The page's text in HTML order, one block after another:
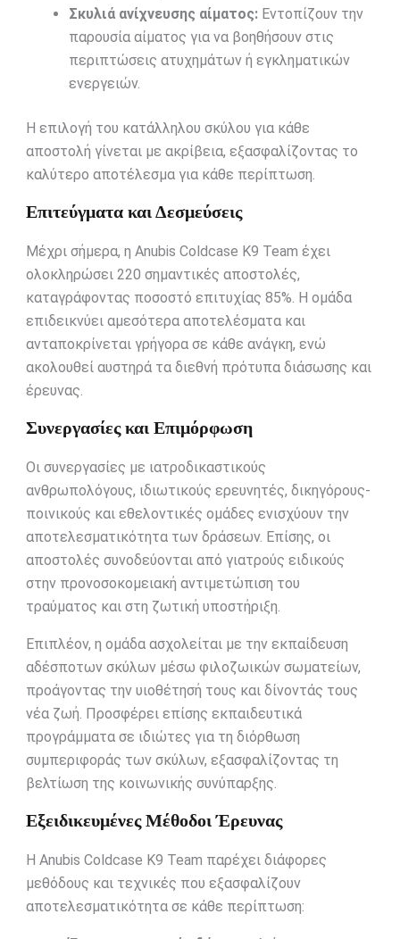
Σκυλιά ανίχνευσης αίματος:Εντοπίζουν την
παρουσία αίματος για να βοηθήσουν στις
περιπτώσεις ατυχημάτων ή εγκληματικών
ενεργειών.
Η επιλογή του κατάλληλου σκύλου για κάθε
αποστολή γίνεται με ακρίβεια, εξασφαλίζοντας το
καλύτερο αποτέλεσμα για κάθε περίπτωση.
Επιτεύγματα και Δεσμεύσεις
Μέχρι σήμερα, η Anubis Coldcase K9 Team έχει
ολοκληρώσει 220 σημαντικές αποστολές,
καταγράφοντας ποσοστό επιτυχίας 85%. Η ομάδα
επιδεικνύει αμεσότερα αποτελέσματα και
ανταποκρίνεται γρήγορα σε κάθε ανάγκη, ενώ
ακολουθεί αυστηρά τα διεθνή πρότυπα διάσωσης και
έρευνας.
Συνεργασίες και Επιμόρφωση
Οι συνεργασίες με ιατροδικαστικούς
ανθρωπολόγους, ιδιωτικούς ερευνητές, δικηγόρους-
ποινικούς και εθελοντικές ομάδες ενισχύουν την
αποτελεσματικότητα των δράσεων. Επίσης, οι
αποστολές συνοδεύονται από γιατρούς ειδικούς
στην προνοσοκομειακή αντιμετώπιση του
τραύματος και στη ζωτική υποστήριξη.
Επιπλέον, η ομάδα ασχολείται με την εκπαίδευση
αδέσποτων σκύλων μέσω φιλοζωικών σωματείων,
προάγοντας την υιοθέτησή τους και δίνοντάς τους
νέα ζωή. Προσφέρει επίσης εκπαιδευτικά
προγράμματα σε ιδιώτες για τη διόρθωση
συμπεριφοράς των σκύλων, εξασφαλίζοντας τη
βελτίωση της κοινωνικής συνύπαρξης.
Εξειδικευμένες Μέθοδοι Έρευνας
Η Anubis Coldcase K9 Team παρέχει διάφορες
μεθόδους και τεχνικές που εξασφαλίζουν
αποτελεσματικότητα σε κάθε περίπτωση: